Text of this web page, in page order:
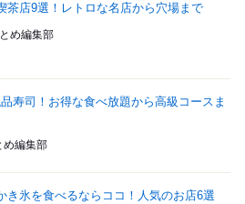
茶店9選！レトロな名店から穴場まで
め編集部
寿司！お得な食べ放題から高級コースま
め編集部
き氷を食べるならココ！人気のお店6選